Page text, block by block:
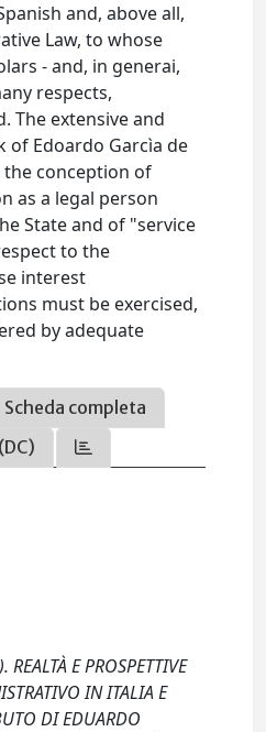
and, above all,
Law, to whose
- and, in generai,
respects,
The extensive and
Edoardo Garcìa de
the conception of
as a legal person
State and of "service
to the
interest
must be exercised,
by adequate
Scheda completa
E PROSPETTIVE
IN ITALIA E
DI EDUARDO